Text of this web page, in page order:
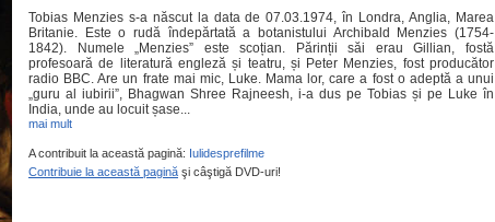
Tobias Menzies s-a născut la data de 07.03.1974, în Londra, Anglia, Marea
Britanie. Este o rudă îndepărtată a botanistului Archibald Menzies (1754-
1842). Numele „Menzies” este scoțian. Părinții săi erau Gillian, fostă
profesoară de literatură engleză și teatru, și Peter Menzies, fost producător
radio BBC. Are un frate mai mic, Luke. Mama lor, care a fost o adeptă a unui
„guru al iubirii”, Bhagwan Shree Rajneesh, i-a dus pe Tobias și pe Luke în
India, unde au locuit șase...
mai mult
A contribuit la această pagină: Iulidesprefilme
Contribuie la această pagină şi câştigă DVD-uri!